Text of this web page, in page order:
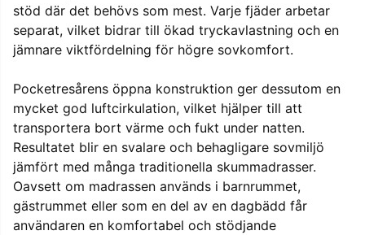
stöd där det behövs som mest. Varje fjäder arbetar
separat, vilket bidrar till ökad tryckavlastning och en
jämnare viktfördelning för högre sovkomfort.
Pocketresårens öppna konstruktion ger dessutom en
mycket god luftcirkulation, vilket hjälper till att
transportera bort värme och fukt under natten.
Resultatet blir en svalare och behagligare sovmiljö
jämfört med många traditionella skummadrasser.
Oavsett om madrassen används i barnrummet,
gästrummet eller som en del av en dagbädd får
användaren en komfortabel och stödjande